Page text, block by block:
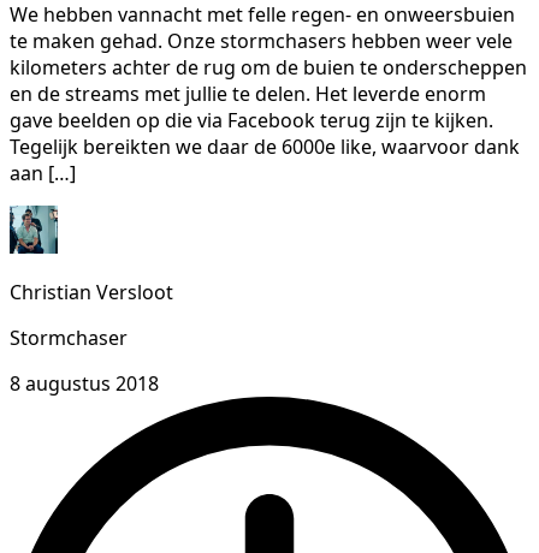
We hebben vannacht met felle regen- en onweersbuien
te maken gehad. Onze stormchasers hebben weer vele
kilometers achter de rug om de buien te onderscheppen
en de streams met jullie te delen. Het leverde enorm
gave beelden op die via Facebook terug zijn te kijken.
Tegelijk bereikten we daar de 6000e like, waarvoor dank
aan […]
Christian Versloot
Stormchaser
8 augustus 2018